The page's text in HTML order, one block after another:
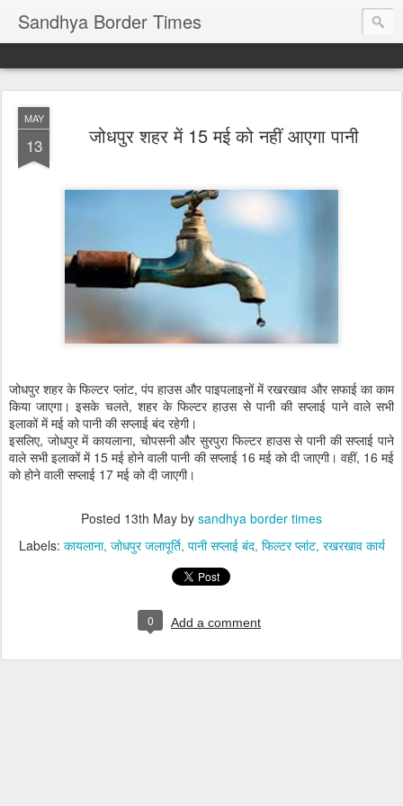
Sandhya Border Times
MAY
13 जोधपुर शहर में 15 मई को नहीं आएगा पानी
जोधपुर शहर के फिल्टर प्लांट, पंप हाउस और पाइपलाइनों में रखरखाव और सफाई का काम
किया जाएगा। इसके चलते, शहर के फिल्टर हाउस से पानी की सप्लाई पाने वाले सभी
इलाकों में मई को पानी की सप्लाई बंद रहेगी।
इसलिए, जोधपुर में कायलाना, चोपसनी और सुरपुरा फिल्टर हाउस से पानी की सप्लाई पाने
वाले सभी इलाकों में 15 मई होने वाली पानी की सप्लाई 16 मई को दी जाएगी। वहीं, 16 मई
को होने वाली सप्लाई 17 मई को दी जाएगी।
Posted 13th May by sandhya border times
Labels: कायलाना जोधपुर जलापूर्ति पानी सप्लाई बंद फिल्टर प्लांट रखरखाव कार्य
0 Add a comment